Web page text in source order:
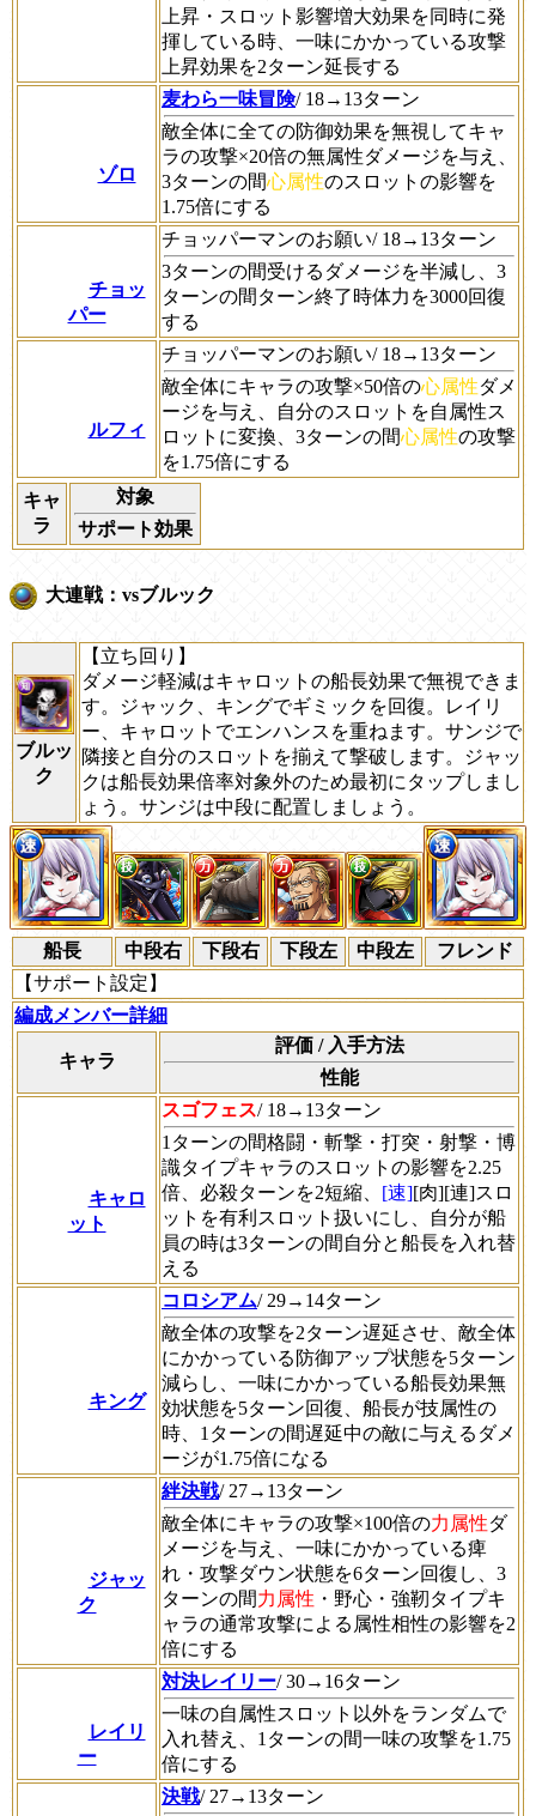
上昇・スロット影響増大効果を同時に発
揮している時、一味にかかっている攻撃
上昇効果を2ターン延長する
ゾロ
麦わら一味冒険/ 18→13ターン
敵全体に全ての防御効果を無視してキャ
ラの攻撃×20倍の無属性ダメージを与え、
3ターンの間心属性のスロットの影響を
1.75倍にする
チョッ
パー
チョッパーマンのお願い/ 18→13ターン
3ターンの間受けるダメージを半減し、3
ターンの間ターン終了時体力を3000回復
する
ルフィ
チョッパーマンのお願い/ 18→13ターン
敵全体にキャラの攻撃×50倍の心属性ダメ
ージを与え、自分のスロットを自属性ス
ロットに変換、3ターンの間心属性の攻撃
を1.75倍にする
キャ
ラ
対象
サポート効果
大連戦：vsブルック
ブルッ
ク
【立ち回り】
ダメージ軽減はキャロットの船長効果で無視できま
す。ジャック、キングでギミックを回復。レイリ
ー、キャロットでエンハンスを重ねます。サンジで
隣接と自分のスロットを揃えて撃破します。ジャッ
クは船長効果倍率対象外のため最初にタップしまし
ょう。サンジは中段に配置しましょう。
船長 中段右 下段右 下段左 中段左
フレンド
【サポート設定】
編成メンバー詳細
キャラ
評価 / 入手方法
性能
キャロ
ット
スゴフェス/ 18→13ターン
1ターンの間格闘・斬撃・打突・射撃・博
識タイプキャラのスロットの影響を2.25
倍、必殺ターンを2短縮、 [速][肉][連]スロ
ットを有利スロット扱いにし、自分が船
員の時は3ターンの間自分と船長を入れ替
える
キング
コロシアム/ 29→14ターン
敵全体の攻撃を2ターン遅延させ、敵全体
にかかっている防御アップ状態を5ターン
減らし、一味にかかっている船長効果無
効状態を5ターン回復、船長が技属性の
時、1ターンの間遅延中の敵に与えるダメ
ージが1.75倍になる
ジャッ
ク
絆決戦/ 27→13ターン
敵全体にキャラの攻撃×100倍の力属性ダ
メージを与え、一味にかかっている痺
れ・攻撃ダウン状態を6ターン回復し、3
ターンの間力属性 ・野心・強靭タイプキ
ャラの通常攻撃による属性相性の影響を2
倍にする
レイリ
ー
対決レイリー/ 30→16ターン
一味の自属性スロット以外をランダムで
入れ替え、1ターンの間一味の攻撃を1.75
倍にする
決戦/ 27→13ターン